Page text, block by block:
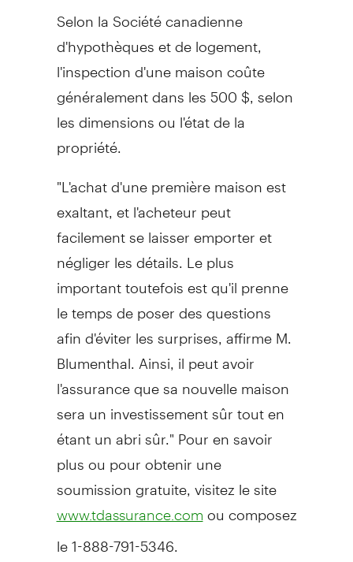
Selon la Société canadienne
d'hypothèques et de logement,
l'inspection d'une maison coûte
généralement dans les 500 $, selon
les dimensions ou l'état de la
propriété.
"L'achat d'une première maison est
exaltant, et l'acheteur peut
facilement se laisser emporter et
négliger les détails. Le plus
important toutefois est qu'il prenne
le temps de poser des questions
afin d'éviter les surprises, affirme M.
Blumenthal. Ainsi, il peut avoir
l'assurance que sa nouvelle maison
sera un investissement sûr tout en
étant un abri sûr." Pour en savoir
plus ou pour obtenir une
soumission gratuite, visitez le site
www.tdassurance.com ou composez
le 1-888-791-5346.